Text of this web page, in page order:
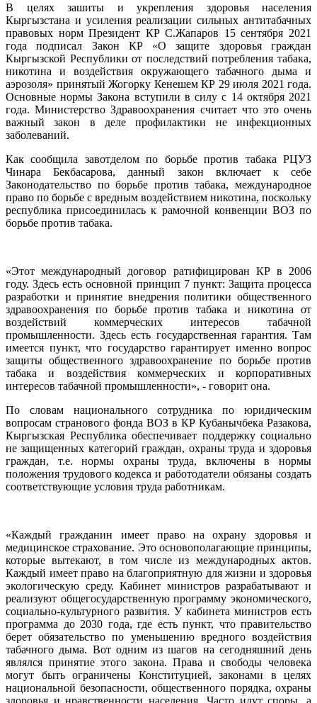
В целях зашиты и укрепления здоровья населения
Кыргызстана и усиления реализации сильных антитабачных
правовых норм Президент КР С.Жапаров 15 сентября 2021
года подписал Закон КР «О защите здоровья граждан
Кыргызской Республики от последствий потребления табака,
никотина и воздействия окружающего табачного дыма и
аэрозоля» принятый Жогорку Кенешем КР 29 июля 2021 года.
Основные нормы Закона вступили в силу с 14 октября 2021
года. Министерство Здравоохранения считает что это очень
важный закон в деле профилактики не инфекционных
заболеваний.
Как сообщила завотделом по борьбе против табака РЦУЗ
Чинара Бекбасарова, данный закон включает к себе
Законодательство по борьбе против табака, международное
право по борьбе с вредным воздействием никотина, поскольку
республика присоединилась к рамочной конвенции ВОЗ по
борьбе против табака.
«Этот международный договор ратифицирован КР в 2006
году. Здесь есть основной принцип 7 пункт: Защита процесса
разработки и принятие внедрения политики общественного
здравоохранения по борьбе против табака и никотина от
воздействий коммерческих интересов табачной
промышленности. Здесь есть государственная гарантия. Там
имеется пункт, что государство гарантирует именно вопрос
защиты общественного здравоохранение по борьбе против
табака и воздействия коммерческих и корпоративных
интересов табачной промышленности», - говорит она.
По словам национального сотрудника по юридическим
вопросам странового фонда ВОЗ в КР Кубанычбека Разакова,
Кыргызская Республика обеспечивает поддержку социально
не защищенных категорий граждан, охраны труда и здоровья
граждан, т.е. нормы охраны труда, включены в нормы
положения трудового кодекса и работодатели обязаны создать
соответствующие условия труда работникам.
«Каждый гражданин имеет право на охрану здоровья и
медицинское страхование. Это основополагающие принципы,
которые вытекают, в том числе из международных актов.
Каждый имеет право на благоприятную для жизни и здоровья
экологическую среду. Кабинет министров разрабатывают и
реализуют общегосударственную программу экономического,
социально-культурного развития. У кабинета министров есть
программа до 2030 года, где есть пункт, что правительство
берет обязательство по уменьшению вредного воздействия
табачного дыма. Вот одним из шагов на сегодняшний день
являлся принятие этого закона. Права и свободы человека
могут быть ограничены Конституцией, законами в целях
национальной безопасности, общественного порядка, охраны
здоровья и нравственности населения. Часто идут споры, а